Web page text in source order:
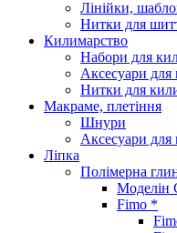
Лінійки,
Нитки для
Килимарство
Набори для
Аксесуари для
Нитки для
Макраме, плетіння
Шнури
Аксесуари для
Ліпка
Полімерна
Моделін
Fimo *